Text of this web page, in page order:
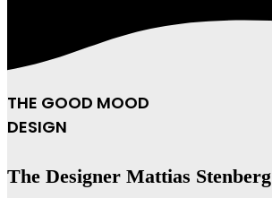
THE GOOD MOOD
DESIGN
The Designer Mattias Stenberg